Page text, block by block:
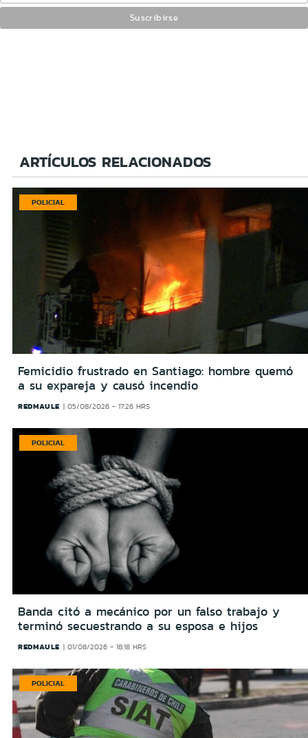
ARTÍCULOS RELACIONADOS
POLICIAL
Femicidio frustrado en Santiago: hombre quemó
a su expareja y causó incendio
REDMAULE 05/08/2026 - 17:26 HRS
POLICIAL
Banda citó a mecánico por un falso trabajo y
terminó secuestrando a su esposa e hijos
REDMAULE 01/08/2026 - 18:18 HRS
POLICIAL